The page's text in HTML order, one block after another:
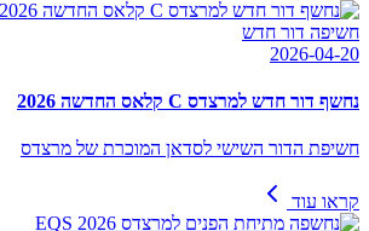
חשיפה דור חדש
2026-04-20
נחשף דור חדש למרצדס C קלאס החדשה 2026
חשיפת הדור השישי לסדאן המוכרת של מרצדס
קראו עוד